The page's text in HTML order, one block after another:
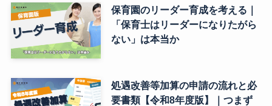
保育園のリーダー育成を考える｜
「保育士はリーダーになりたがら
ない」は本当か
処遇改善等加算の申請の流れと必
要書類【令和8年度版】｜つまず